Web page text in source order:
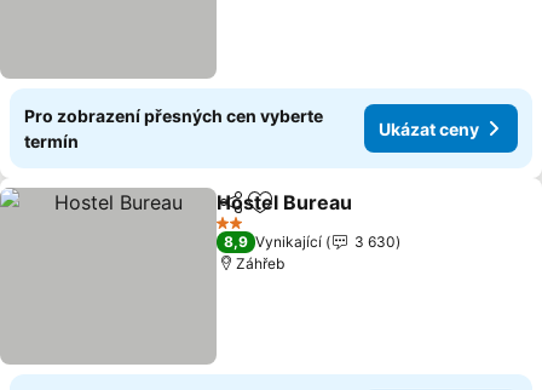
Pro zobrazení přesných cen vyberte
termín
Ukázat ceny
SdíletPřidat na seznam oblíbených
Hostel Bureau
2 Počet hvězdiček
8,9 Vynikající
3 630
Záhřeb